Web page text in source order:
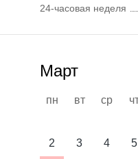
24-часовая неделя
Март
пн вт ср
2
3 4 5